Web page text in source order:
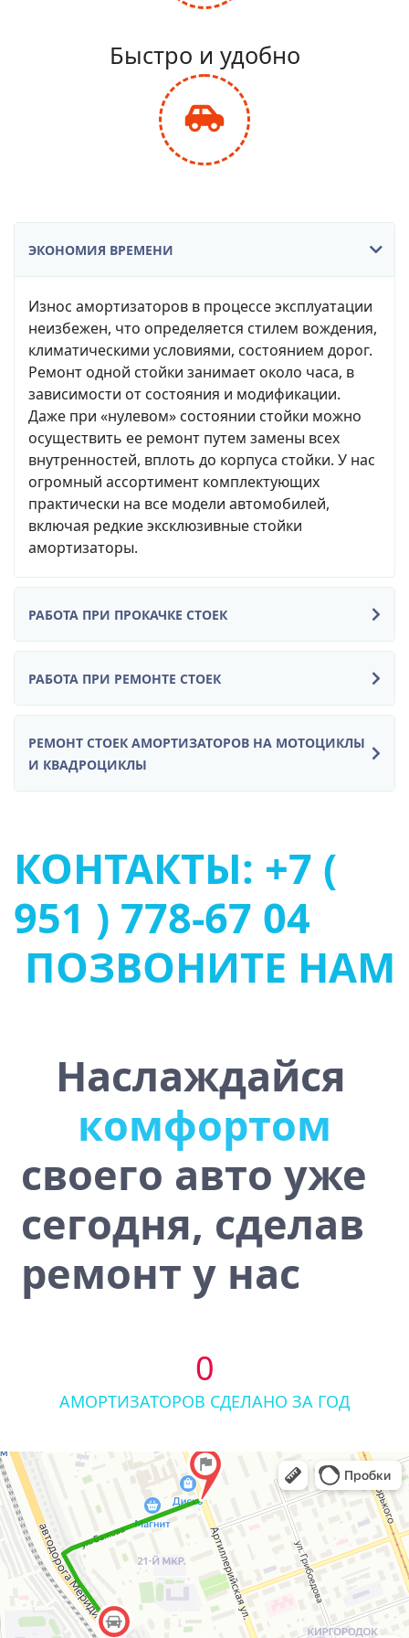
balance-
scale
Быстро и удобно
fas
fa-
ЭКОНОМИЯ ВРЕМЕНИ
Износ амортизаторов в процессе эксплуатации
неизбежен, что определяется стилем вождения,
климатическими условиями, состоянием дорог.
Ремонт одной стойки занимает около часа, в
зависимости от состояния и модификации.
Даже при «нулевом» состоянии стойки можно
осуществить ее ремонт путем замены всех
внутренностей, вплоть до корпуса стойки. У нас
огромный ассортимент комплектующих
практически на все модели автомобилей,
включая редкие эксклюзивные стойки
амортизаторы.
РАБОТА ПРИ ПРОКАЧКЕ СТОЕК
РАБОТА ПРИ РЕМОНТЕ СТОЕК
РЕМОНТ СТОЕК АМОРТИЗАТОРОВ НА МОТОЦИКЛЫ
И КВАДРОЦИКЛЫ
КОНТАКТЫ: +7 (
951 ) 778-67 04
ПОЗВОНИТЕ НАМ
Наслаждайся
сточивостью
своего авто уже
сегодня, сделав
ремонт у нас
0
АМОРТИЗАТОРОВ СДЕЛАНО ЗА ГОД